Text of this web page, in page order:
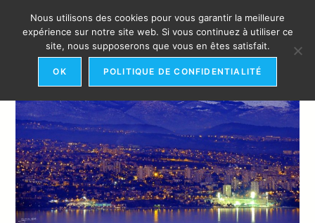
Nous utilisons des cookies pour vous garantir la meilleure
expérience sur notre site web. Si vous continuez à utiliser ce
site, nous supposerons que vous en êtes satisfait.
OK POLITIQUE DE CONFIDENTIALITÉ